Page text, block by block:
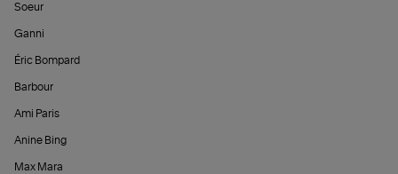
Soeur
Ganni
Éric Bompard
Barbour
Ami Paris
Anine Bing
Max Mara